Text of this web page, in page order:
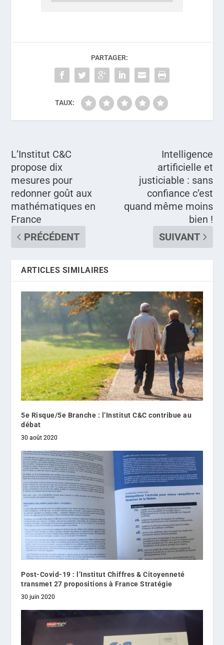
PARTAGER:
TAUX:
L’Institut C&C
propose dix
mesures pour
redonner goût aux
mathématiques en
France
PRÉCÉDENT
Intelligence
artificielle et
justiciable : sans
confiance c’est
quand même moins
bien !
SUIVANT
ARTICLES SIMILAIRES
5e Risque/5e Branche : l’Institut C&C contribue au
débat
30 août 2020
Post-Covid-19 : l’Institut Chiffres & Citoyenneté
transmet 27 propositions à France Stratégie
30 juin 2020